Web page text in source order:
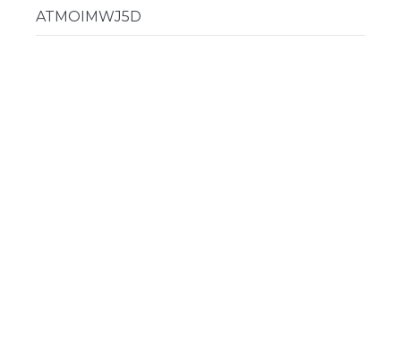
ATMOIMWJ5D